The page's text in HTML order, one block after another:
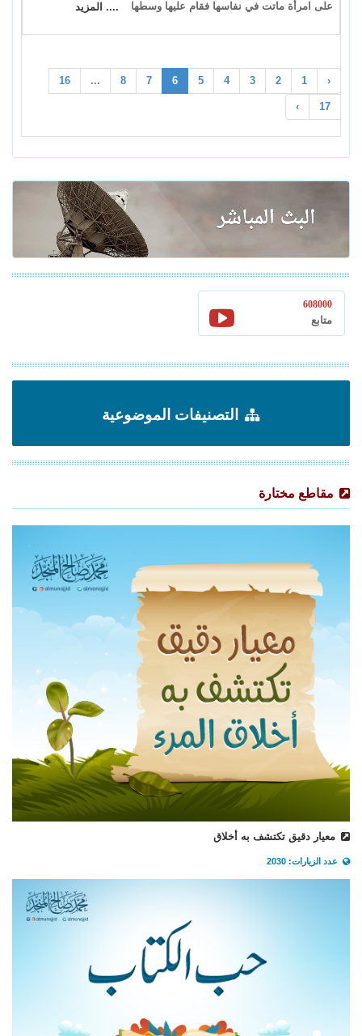
على امرأة ماتت في نفاسها فقام عليها وسطها .... المزيد
‹
1
2
3
4
5
6
7
8
...
16
17
›
608000
متابع
التصنيفات الموضوعية
مقاطع مختارة
معيار دقيق تكتشف به أخلاق
عدد الزيارات: 2030